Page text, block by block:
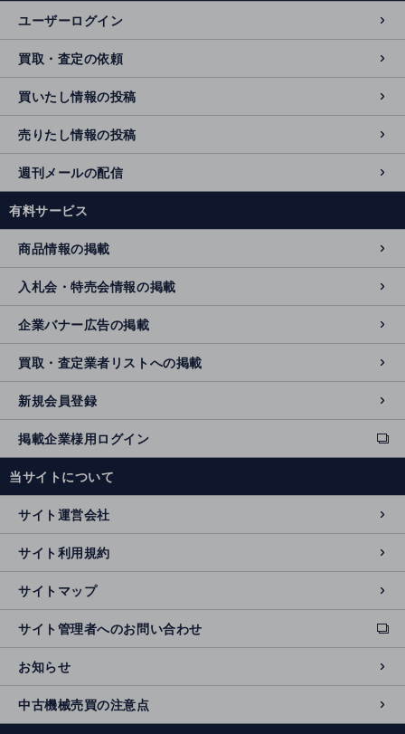
ユーザーログイン
買取・査定の依頼
買いたし情報の投稿
売りたし情報の投稿
週刊メールの配信
有料サービス
商品情報の掲載
入札会・特売会情報の掲載
企業バナー広告の掲載
買取・査定業者リストへの掲載
新規会員登録
掲載企業様用ログイン
ext
e
n
al
si
t
e
当サイトについて
サイト運営会社
サイト利用規約
サイトマップ
サイト管理者へのお問い合わせ
ext
e
r
n
al
si
お知らせ
中古機械売買の注意点